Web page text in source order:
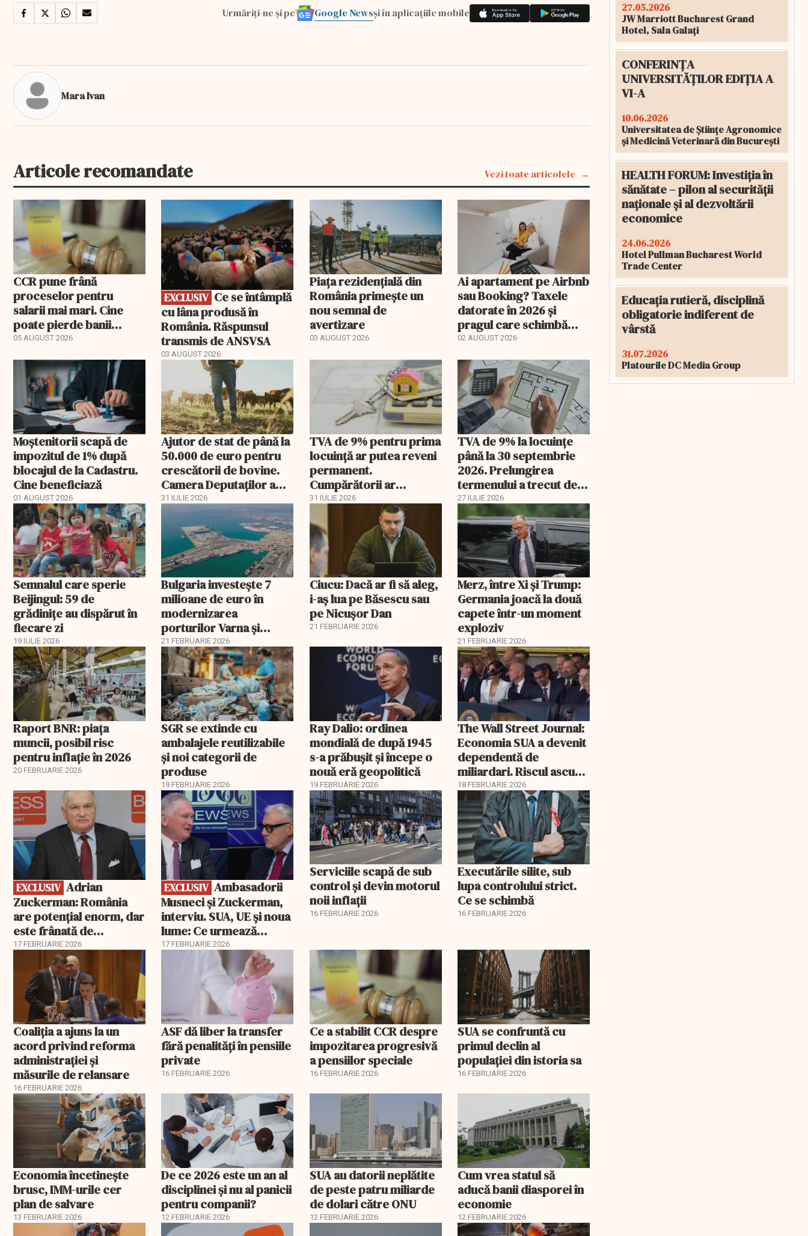
Urmăriți-ne și pe Google Newsși în aplicațiile mobile
Mara Ivan
Articole recomandate Vezi toate articolele
CCR pune frână
proceselor pentru
salarii mai mari. Cine
poate pierde banii
ceruți statului
05 AUGUST 2026
EXCLUSIV
EXCLUSIV
cu lâna produsă în
România. Răspunsul
transmis de ANSVSA
03 AUGUST 2026
Piața rezidențială din
România primește un
nou semnal de
avertizare
03 AUGUST 2026
Ai apartament pe Airbnb
sau Booking? Taxele
datorate în 2026 și
pragul care schimbă
regimul fiscal
02 AUGUST 2026
Moștenitorii scapă de
impozitul de 1% după
blocajul de la Cadastru.
Cine beneficiază
01 AUGUST 2026
Ajutor de stat de până la
50.000 de euro pentru
crescătorii de bovine.
Camera Deputaților a
aprobat schema
31 IULIE 2026
TVA de 9% pentru prima
locuință ar putea reveni
permanent.
Cumpărătorii ar
economisi zeci de mii de
31 IULIE 2026
TVA de 9% la locuințe
până la 30 septembrie
2026. Prelungirea
termenului a trecut de
comisia din Parlament
27 IULIE 2026
Semnalul care sperie
Beijingul: 59 de
grădinițe au dispărut în
fiecare zi
19 IULIE 2026
Bulgaria investește 7
milioane de euro în
modernizarea
porturilor Varna și
Burgas
21 FEBRUARIE 2026
Ciucu: Dacă ar fi să aleg,
i-aș lua pe Băsescu sau
pe Nicușor Dan
21 FEBRUARIE 2026
Merz, între Xi și Trump:
Germania joacă la două
capete într-un moment
exploziv
21 FEBRUARIE 2026
Raport BNR: piața
muncii, posibil risc
pentru inflație în 2026
20 FEBRUARIE 2026
SGR se extinde cu
ambalajele reutilizabile
și noi categorii de
produse
19 FEBRUARIE 2026
Ray Dalio: ordinea
mondială de după 1945
s-a prăbușit și începe o
nouă eră geopolitică
19 FEBRUARIE 2026
The Wall Street Journal:
Economia SUA a devenit
dependentă de
miliardari. Riscul ascuns
pentru burse și consum
18 FEBRUARIE 2026
EXCLUSIV
EXCLUSIV
Zuckerman: România
are potențial enorm, dar
este frânată de
corupție, companii de
stat și influența
propagandei ruse
17 FEBRUARIE 2026
EXCLUSIV
EXCLUSIV Ambasadorii
Musneci și Zuckerman,
interviu. SUA, UE și noua
lume: Ce urmează
pentru România
17 FEBRUARIE 2026
Serviciile scapă de sub
control și devin motorul
noii inflații
16 FEBRUARIE 2026
Executările silite, sub
lupa controlului strict.
Ce se schimbă
16 FEBRUARIE 2026
Coaliția a ajuns la un
acord privind reforma
administrației și
măsurile de relansare
16 FEBRUARIE 2026
ASF dă liber la transfer
fără penalități în pensiile
private
16 FEBRUARIE 2026
Ce a stabilit CCR despre
impozitarea progresivă
a pensiilor speciale
16 FEBRUARIE 2026
SUA se confruntă cu
primul declin al
populației din istoria sa
16 FEBRUARIE 2026
Economia încetinește
brusc, IMM-urile cer
plan de salvare
13 FEBRUARIE 2026
De ce 2026 este un an al
disciplinei și nu al panicii
pentru companii?
12 FEBRUARIE 2026
SUA au datorii neplătite
de peste patru miliarde
de dolari către ONU
12 FEBRUARIE 2026
Cum vrea statul să
aducă banii diasporei în
economie
12 FEBRUARIE 2026
27.05.2026
JW Marriott Bucharest Grand
Hotel, Sala Galați
CONFERINȚA
UNIVERSITĂȚILOR EDIȚIA A
VI-A
10.06.2026
Universitatea de Științe Agronomice
și Medicină Veterinară din București
HEALTH FORUM: Investiția în
sănătate – pilon al securității
naționale și al dezvoltării
economice
24.06.2026
Hotel Pullman Bucharest World
Trade Center
Educația rutieră, disciplină
obligatorie indiferent de
vârstă
31.07.2026
Platourile DC Media Group